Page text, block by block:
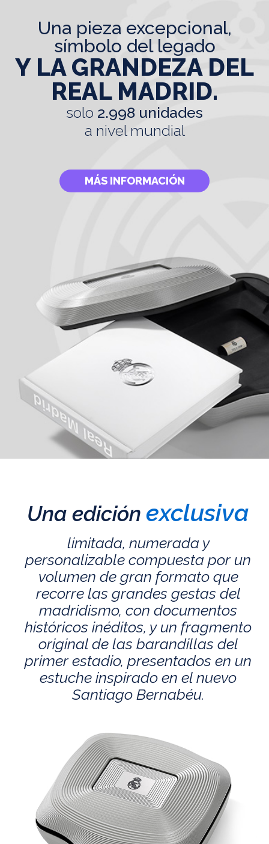
una pieza excepcional,
símbolo del legado
Y LA GRANDEZA DEL
REAL MADRID.
solo 2.998 unidades
a nivel mundial
MÁS INFORMACIÓN
Una edición exclusiva
limitada, numerada y
personalizable compuesta por un
volumen de gran formato que
recorre las grandes gestas del
madridismo, con documentos
históricos inéditos, y un fragmento
original de las barandillas del
primer estadio, presentados en un
estuche inspirado en el nuevo
Santiago Bernabéu.